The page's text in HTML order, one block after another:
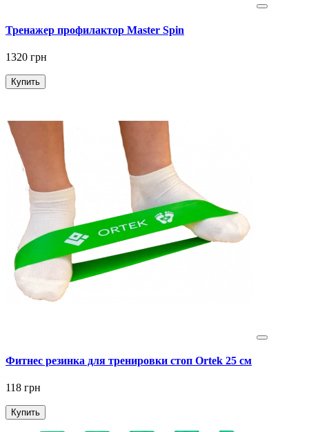
Тренажер профилактор Master Spin
1320 грн
Купить
Фитнес резинка для тренировки стоп Ortek 25 см
118 грн
Купить